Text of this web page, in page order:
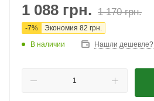
1 088 грн. 1 170грн.
-7% Экономия 82 грн.
В наличии
Нашли дешевле?